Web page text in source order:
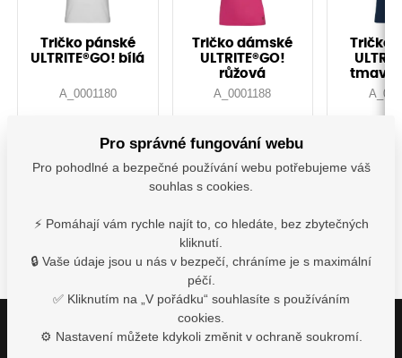
Tričko pánské
ULTRITE®GO! bílá
A_0001180
Vyskladnění ihned
335,20Kč
Tričko dámské
ULTRITE®GO!
růžová
A_0001188
Vyskladnění ihned
315,00Kč
Tričko
tmavě
Buďte s námi v kontaktu
Pro správné fungování webu
Pro pohodlné a bezpečné používání webu potřebujeme váš
souhlas s cookies.
⚡ Pomáhají vám rychle najít to, co hledáte, bez zbytečných
kliknutí.
🔒 Vaše údaje jsou u nás v bezpečí, chráníme je s maximální
péčí.
✅ Kliknutím na „V pořádku“ souhlasíte s používáním
cookies.
⚙️ Nastavení můžete kdykoli změnit v ochraně soukromí.